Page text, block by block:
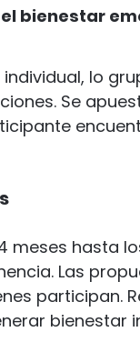
bienestar
lo
Se
meses hasta
Las
participan.
bienestar